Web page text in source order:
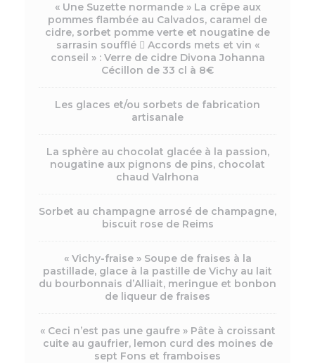
« Une Suzette normande » La crêpe aux
pommes flambée au Calvados, caramel de
cidre, sorbet pomme verte et nougatine de
sarrasin soufflé  Accords mets et vin «
conseil » : Verre de cidre Divona Johanna
Cécillon de 33 cl à 8€
Les glaces et/ou sorbets de fabrication
artisanale
La sphère au chocolat glacée à la passion,
nougatine aux pignons de pins, chocolat
chaud Valrhona
Sorbet au champagne arrosé de champagne,
biscuit rose de Reims
« Vichy-fraise » Soupe de fraises à la
pastillade, glace à la pastille de Vichy au lait
du bourbonnais d’Alliait, meringue et bonbon
de liqueur de fraises
« Ceci n’est pas une gaufre » Pâte à croissant
cuite au gaufrier, lemon curd des moines de
sept Fons et framboises